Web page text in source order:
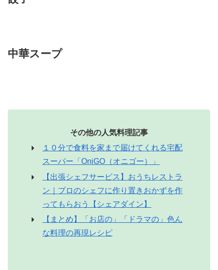
中華スープ
その他の人気料理記事
１０分で食料を家まで届けてくれる宅配
スーパー「OniGO（オニゴー）」
【出張シェフサービス】おうちレストラ
ン｜プロのシェフに作り置きおかずを作
ってもらおう【シェアダイン】
【まとめ】「お店の」「ドラマの」色ん
な料理の再現レシピ